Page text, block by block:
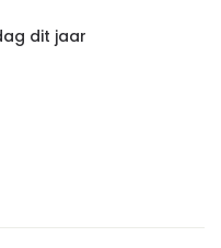
dit jaar